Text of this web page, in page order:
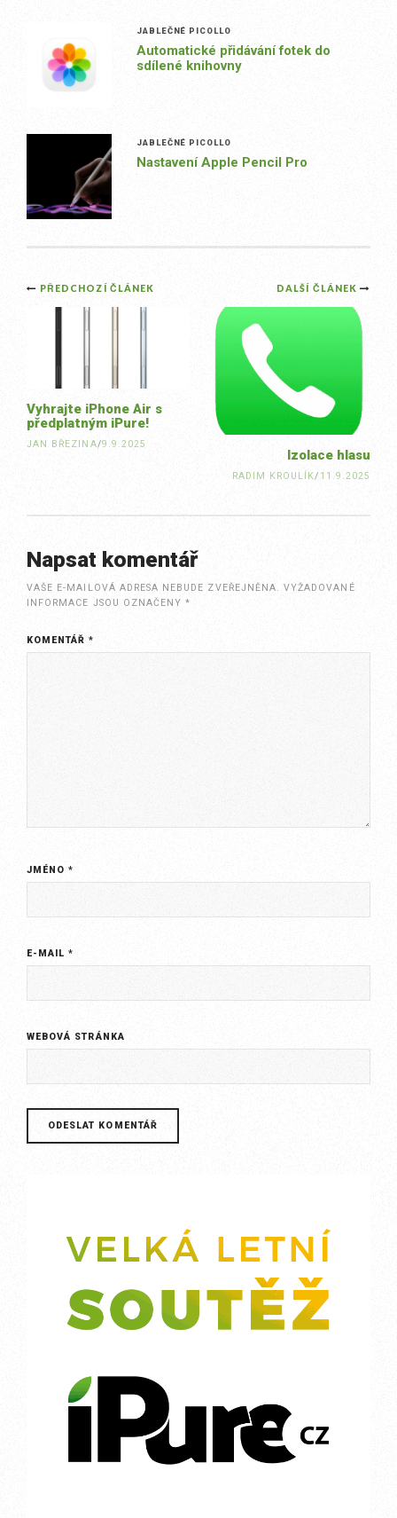
JABLEČNÉ PICOLLO
Automatické přidávání fotek do
sdílené knihovny
JABLEČNÉ PICOLLO
Nastavení Apple Pencil Pro
Post
navigation
DALŠÍ ČLÁNEK
Izolace hlasu
RADIM KROULÍK/ 11.9.2025
PŘEDCHOZÍ ČLÁNEK
Vyhrajte iPhone Air s
předplatným iPure!
JAN BŘEZINA/9.9.2025
Napsat komentář
VAŠE E-MAILOVÁ ADRESA NEBUDE ZVEŘEJNĚNA. VYŽADOVANÉ
INFORMACE JSOU OZNAČENY*
KOMENTÁŘ*
JMÉNO*
E-MAIL*
WEBOVÁ STRÁNKA